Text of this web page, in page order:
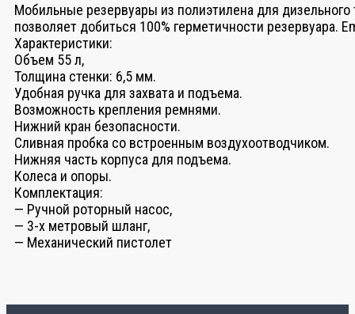
Мобильные резервуары из полиэтилена для
позволяет добиться 100% герметичности резервуара.
Характеристики:
Объем 55 л,
Толщина стенки: 6,5 мм.
Удобная ручка для захвата и подъема.
Возможность крепления ремнями.
Нижний кран безопасности.
Сливная пробка со встроенным воздухоотводчиком.
Нижняя часть корпуса для подъема.
Колеса и опоры.
Комплектация:
— Ручной роторный насос,
— 3-х метровый шланг,
— Механический пистолет